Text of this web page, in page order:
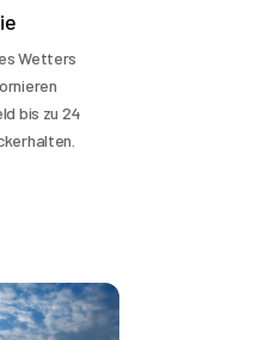
Wetters
bis zu 24